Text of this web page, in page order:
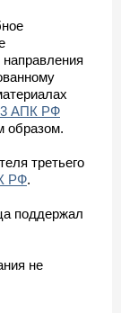
АПК РФ
образом.
третьего
РФ.
поддержал
не